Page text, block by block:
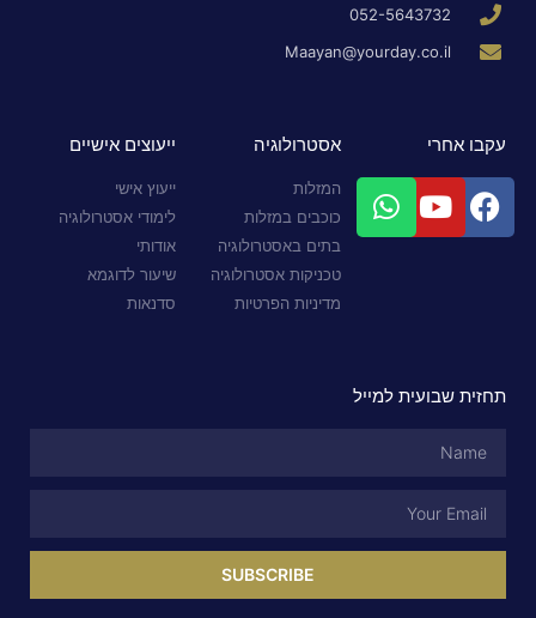
052-5643732
Maayan@yourday.co.il
עקבו אחרי אסטרולוגיה
המזלות
כוכבים במזלות
בתים באסטרולוגיה
טכניקות אסטרולוגיה
מדיניות הפרטיות
ייעוצים אישיים
ייעוץ אישי
לימודי אסטרולוגיה
אודותי
שיעור לדוגמא
סדנאות
תחזית שבועית למייל
SUBSCRIBE